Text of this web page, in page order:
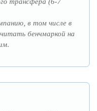
в том числе в
бенчмаркой на